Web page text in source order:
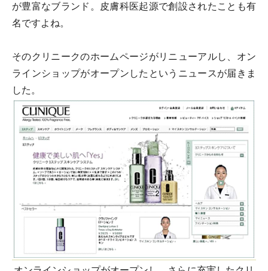
が豊富なブランド。皮膚科医起源で創設されたことも有
名ですよね。
そのクリニークのホームページがリニューアルし、オン
ラインショップがオープンしたというニュースが届きま
した。